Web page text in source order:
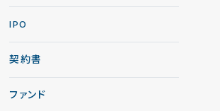
IPO
契約書
ファンド